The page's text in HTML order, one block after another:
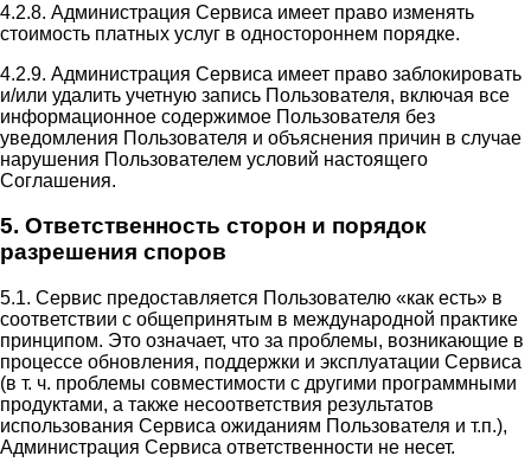
4.2.8. Администрация Сервиса имеет право изменять
стоимость платных услуг в одностороннем порядке.
4.2.9. Администрация Сервиса имеет право заблокировать
и/или удалить учетную запись Пользователя, включая все
информационное содержимое Пользователя без
уведомления Пользователя и объяснения причин в случае
нарушения Пользователем условий настоящего
Соглашения.
5. Ответственность сторон и порядок
разрешения споров
5.1. Сервис предоставляется Пользователю «как есть» в
соответствии с общепринятым в международной практике
принципом. Это означает, что за проблемы, возникающие в
процессе обновления, поддержки и эксплуатации Сервиса
(в т. ч. проблемы совместимости с другими программными
продуктами, а также несоответствия результатов
использования Сервиса ожиданиям Пользователя и т.п.),
Администрация Сервиса ответственности не несет.